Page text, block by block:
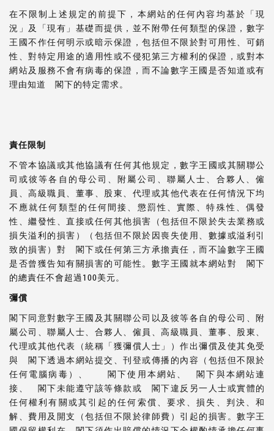
在不限制上述規定的前提下，本網站的任何內容均基於「現
況」及「現有」基礎而提供，並不附帶任何類型的保證，數字
王國不作任何明示或暗示保證，包括但不限於對可用性、可銷
性、對特定用途的適用性或不侵犯第三方權利的保證，或對本
網站及服務不會有病毒的保證，而不論數字王國是否知道或有
理由知道 閣下的特定需求。
責任限制
不管本協議或其他協議有任何其他規定，數字王國或其關聯公
司或彼等各自的母公司、附屬公司、聯屬人士、合夥人、僱
員、高級職員、董事、股東、代理或其他代表在任何情況下均
不應就任何類型的任何間接、懲罰性、實際、特殊性、偶發
性、繼發性、直接或任何其他損害（包括但不限於失去業務或
損失溢利的損害）（包括但不限於因喪失使用、數據或溢利引
致的損害）對 閣下或任何第三方承擔責任，而不論數字王國
是否曾獲告知有關損害的可能性。數字王國就本網站對 閣下
的總責任不會超過100美元。
彌償
閣下同意對數字王國及其關聯公司以及彼等各自的母公司、附
屬公司、聯屬人士、合夥人、僱員、高級職員、董事、股東、
代理或其他代表（統稱「獲彌償人士」）作出彌償及使其免受
與 閣下透過本網站提交、刊登或傳播的內容（包括但不限於
任何電腦病毒）、 閣下使用本網站、 閣下與本網站連
接、 閣下未能遵守該等條款或 閣下違反另一人士或實體的
任何權利有關或其引起的任何索償、要求、損失、判決、和
解、費用及開支（包括但不限於律師費）引起的損害。數字王